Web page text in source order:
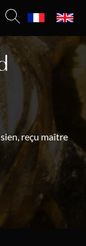
reçu maître